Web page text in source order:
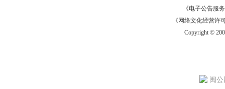
《电子公告服务
《网络文化经营许
Copyright ©
闽公